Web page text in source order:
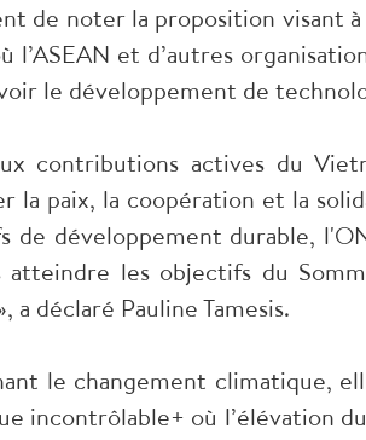
de noter la proposition visant
l’ASEAN et d’autres
le développement de
contributions actives du
la paix, la coopération et la
de développement durable,
atteindre les objectifs du
a déclaré Pauline Tamesis.
le changement climatique,
incontrôlable+ où l’élévation